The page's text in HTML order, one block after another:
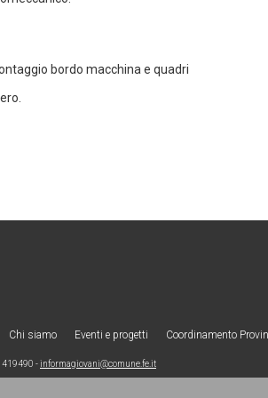
bordo macchina e quadri
Chi siamo Eventi e progetti Coordinamento
419490 -informagiovani@comune.fe.it